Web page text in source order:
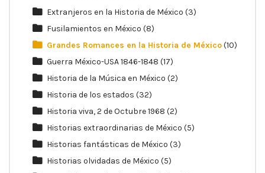
Extranjeros en la Historia de México (3)
Fusilamientos en México (8)
Grandes Romances en la Historia de México(10)
Guerra México-USA 1846-1848 (17)
Historia de la Música en México (2)
Historia de los estados (32)
Historia viva, 2 de Octubre 1968 (2)
Historias extraordinarias de México (5)
Historias fantásticas de México (3)
Historias olvidadas de México (5)